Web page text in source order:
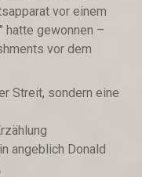
vor einem
hatte gewonnen –
vor dem
Streit, sondern eine
angeblich Donald